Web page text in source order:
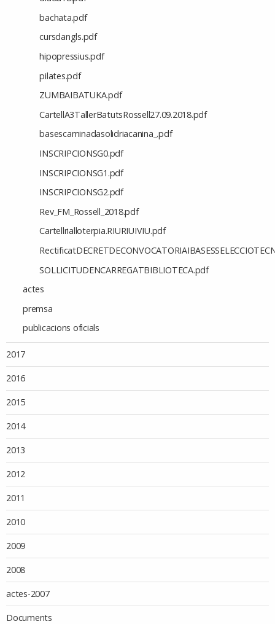
bachata.pdf
cursdangls.pdf
hipopressius.pdf
pilates.pdf
ZUMBAIBATUKA.pdf
CartellA3TallerBatutsRossell27.09.2018.pdf
basescaminadasolidriacanina_.pdf
INSCRIPCIONSG0.pdf
INSCRIPCIONSG1.pdf
INSCRIPCIONSG2.pdf
Rev_FM_Rossell_2018.pdf
Cartellrialloterpia.RIURIUIVIU.pdf
SOLLICITUDENCARREGATBIBLIOTECA.pdf
actes
premsa
publicacions oficials
2017
2016
2015
2014
2013
2012
2011
2010
2009
2008
actes-2007
Documents